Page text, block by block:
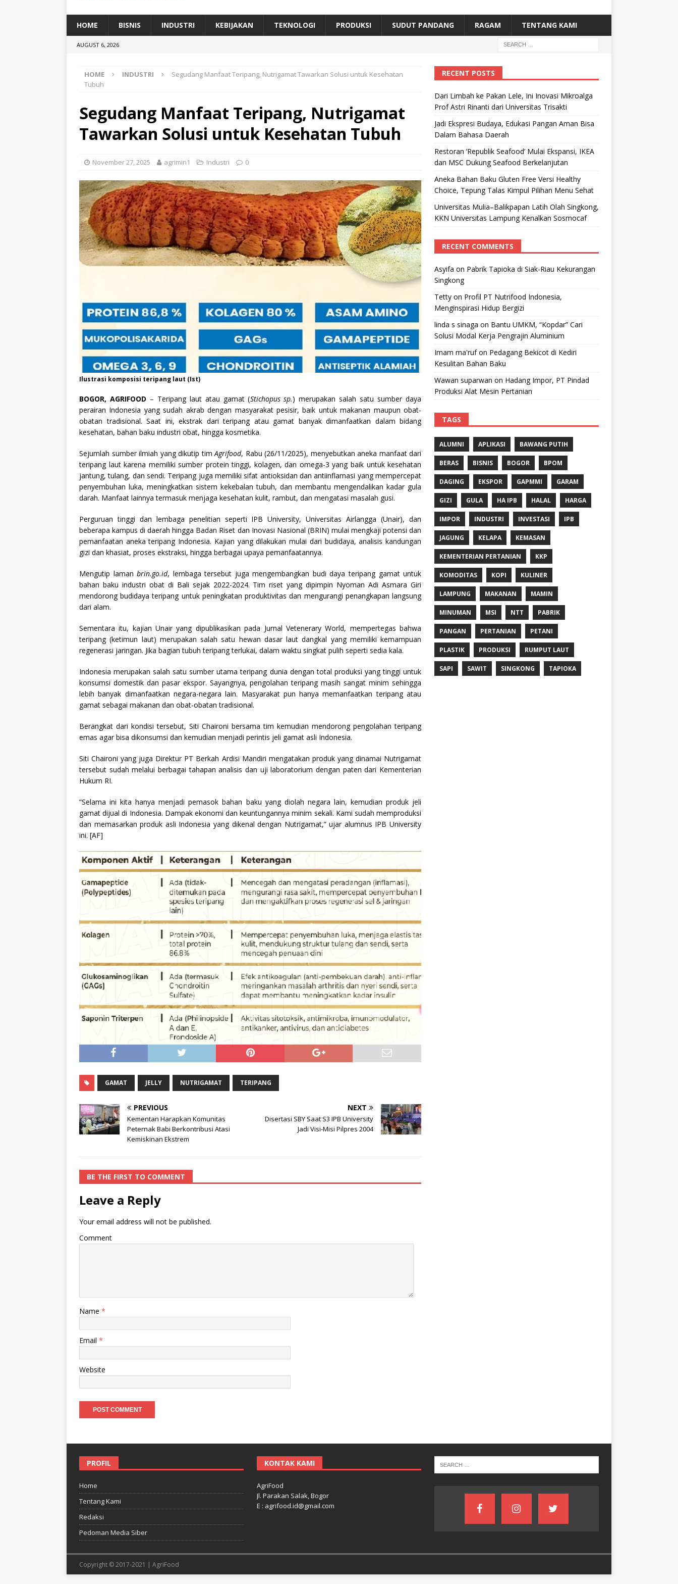
[ July 11, 2026 ] Dari Limbah ke Pakan Lele, Ini Inovasi Mikroalga Prof Astri Rinanti dari Universitas Trisakti
HOME BISNIS INDUSTRI KEBIJAKAN TEKNOLOGI PRODUKSI SUDUT PANDANG RAGAM TENTANG KAMI
AUGUST 6, 2026
HOME INDUSTRI
Segudang Manfaat Teripang, Nutrigamat Tawarkan Solusi untuk Kesehatan
Tubuh
Segudang Manfaat Teripang, Nutrigamat
Tawarkan Solusi untuk Kesehatan Tubuh
November 27, 2025 agrimin1 Industri 0
Ilustrasi komposisi teripang laut (Ist)
BOGOR, AGRIFOOD – Teripang laut atau gamat (Stichopus sp.) merupakan salah satu sumber daya
perairan Indonesia yang sudah akrab dengan masyarakat pesisir, baik untuk makanan maupun obat-
obatan tradisional. Saat ini, ekstrak dari teripang atau gamat banyak dimanfaatkan dalam bidang
kesehatan, bahan baku industri obat, hingga kosmetika.
Sejumlah sumber ilmiah yang dikutip timAgrifood, Rabu (26/11/2025), menyebutkan aneka manfaat dari
teripang laut karena memiliki sumber protein tinggi, kolagen, dan omega-3 yang baik untuk kesehatan
jantung, tulang, dan sendi. Teripang juga memiliki sifat antioksidan dan antiinflamasi yang mempercepat
penyembuhan luka, meningkatkan sistem kekebalan tubuh, dan membantu mengendalikan kadar gula
darah. Manfaat lainnya termasuk menjaga kesehatan kulit, rambut, dan mengatasi masalah gusi.
Perguruan tinggi dan lembaga penelitian seperti IPB University, Universitas Airlangga (Unair), dan
beberapa kampus di daerah hingga Badan Riset dan Inovasi Nasional (BRIN) mulai mengkaji potensi dan
pemanfaatan aneka teripang Indonesia. Kajian yang dilakukan mulai dari budidaya, analisis kandungan
gizi dan khasiat, proses ekstraksi, hingga berbagai upaya pemanfaatannya.
Mengutip lamanbrin.go.id, lembaga tersebut juga mengembangkan budi daya teripang gamat untuk
bahan baku industri obat di Bali sejak 2022-2024. Tim riset yang dipimpin Nyoman Adi Asmara Giri
mendorong budidaya teripang untuk peningkatan produktivitas dan mengurangi penangkapan langsung
dari alam.
Sementara itu, kajian Unair yang dipublikasikan pada Jurnal Vetenerary World, mempertegas bahwa
teripang (ketimun laut) merupakan salah satu hewan dasar laut dangkal yang memiliki kemampuan
regenerasi jaringan. Jika bagian tubuh teripang terlukai, dalam waktu singkat pulih seperti sedia kala.
Indonesia merupakan salah satu sumber utama teripang dunia dengan total produksi yang tinggi untuk
konsumsi domestik dan pasar ekspor. Sayangnya, pengolahan teripang masih sangat minim sehingga
lebih banyak dimanfaatkan negara-negara lain. Masyarakat pun hanya memanfaatkan teripang atau
gamat sebagai makanan dan obat-obatan tradisional.
Berangkat dari kondisi tersebut, Siti Chaironi bersama tim kemudian mendorong pengolahan teripang
emas agar bisa dikonsumsi dan kemudian menjadi perintis jeli gamat asli Indonesia.
Siti Chaironi yang juga Direktur PT Berkah Ardisi Mandiri mengatakan produk yang dinamai Nutrigamat
tersebut sudah melalui berbagai tahapan analisis dan uji laboratorium dengan paten dari Kementerian
Hukum RI.
“Selama ini kita hanya menjadi pemasok bahan baku yang diolah negara lain, kemudian produk jeli
gamat dijual di Indonesia. Dampak ekonomi dan keuntungannya minim sekali. Kami sudah memproduksi
dan memasarkan produk asli Indonesia yang dikenal dengan Nutrigamat,” ujar alumnus IPB University
ini. [AF]
GAMAT JELLY NUTRIGAMAT TERIPANG
PREVIOUS
Kementan Harapkan Komunitas
Peternak Babi Berkontribusi Atasi
Kemiskinan Ekstrem
NEXT
Disertasi SBY Saat S3 IPB University
Jadi Visi-Misi Pilpres 2004
BE THE FIRST TO COMMENT
Leave a Reply
Your email address will not be published.
Comment
Name *
Email *
Website
RECENT POSTS
Dari Limbah ke Pakan Lele, Ini Inovasi Mikroalga
Prof Astri Rinanti dari Universitas Trisakti
Jadi Ekspresi Budaya, Edukasi Pangan Aman Bisa
Dalam Bahasa Daerah
Restoran ‘Republik Seafood’ Mulai Ekspansi, IKEA
dan MSC Dukung Seafood Berkelanjutan
Aneka Bahan Baku Gluten Free Versi Healthy
Choice, Tepung Talas Kimpul Pilihan Menu Sehat
Universitas Mulia–Balikpapan Latih Olah Singkong,
KKN Universitas Lampung Kenalkan Sosmocaf
RECENT COMMENTS
Asyifa on Pabrik Tapioka di Siak-Riau Kekurangan
Singkong
Tettyon Profil PT Nutrifood Indonesia,
Menginspirasi Hidup Bergizi
linda s sinaga on Bantu UMKM, “Kopdar” Cari
Solusi Modal Kerja Pengrajin Aluminium
Imam ma'rufon Pedagang Bekicot di Kediri
Kesulitan Bahan Baku
Wawan suparwan on Hadang Impor, PT Pindad
Produksi Alat Mesin Pertanian
TAGS
ALUMNI APLIKASI BAWANG PUTIH
BERAS BISNIS BOGOR BPOM
DAGING EKSPOR GAPMMI GARAM
GIZI GULA HA IPB HALAL HARGA
IMPOR INDUSTRI INVESTASI IPB
JAGUNG KELAPA KEMASAN
KEMENTERIAN PERTANIAN KKP
KOMODITAS KOPI KULINER
LAMPUNG MAKANAN MAMIN
MINUMAN MSI NTT PABRIK
PANGAN PERTANIAN PETANI
PLASTIK PRODUKSI RUMPUT LAUT
SAPI SAWIT SINGKONG TAPIOKA
PROFIL
Home
Tentang Kami
Redaksi
Pedoman Media Siber
KONTAK KAMI
AgriFood
Jl. Parakan Salak, Bogor
E : agrifood.id@gmail.com
Copyright © 2017-2021 | AgriFood